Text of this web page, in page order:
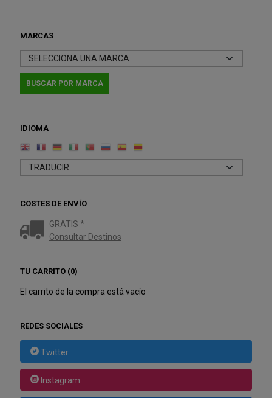
MARCAS
IDIOMA
COSTES DE ENVÍO
GRATIS *
Consultar Destinos
TU CARRITO (0)
El carrito de la compra está vacío
REDES SOCIALES
Twitter
Instagram